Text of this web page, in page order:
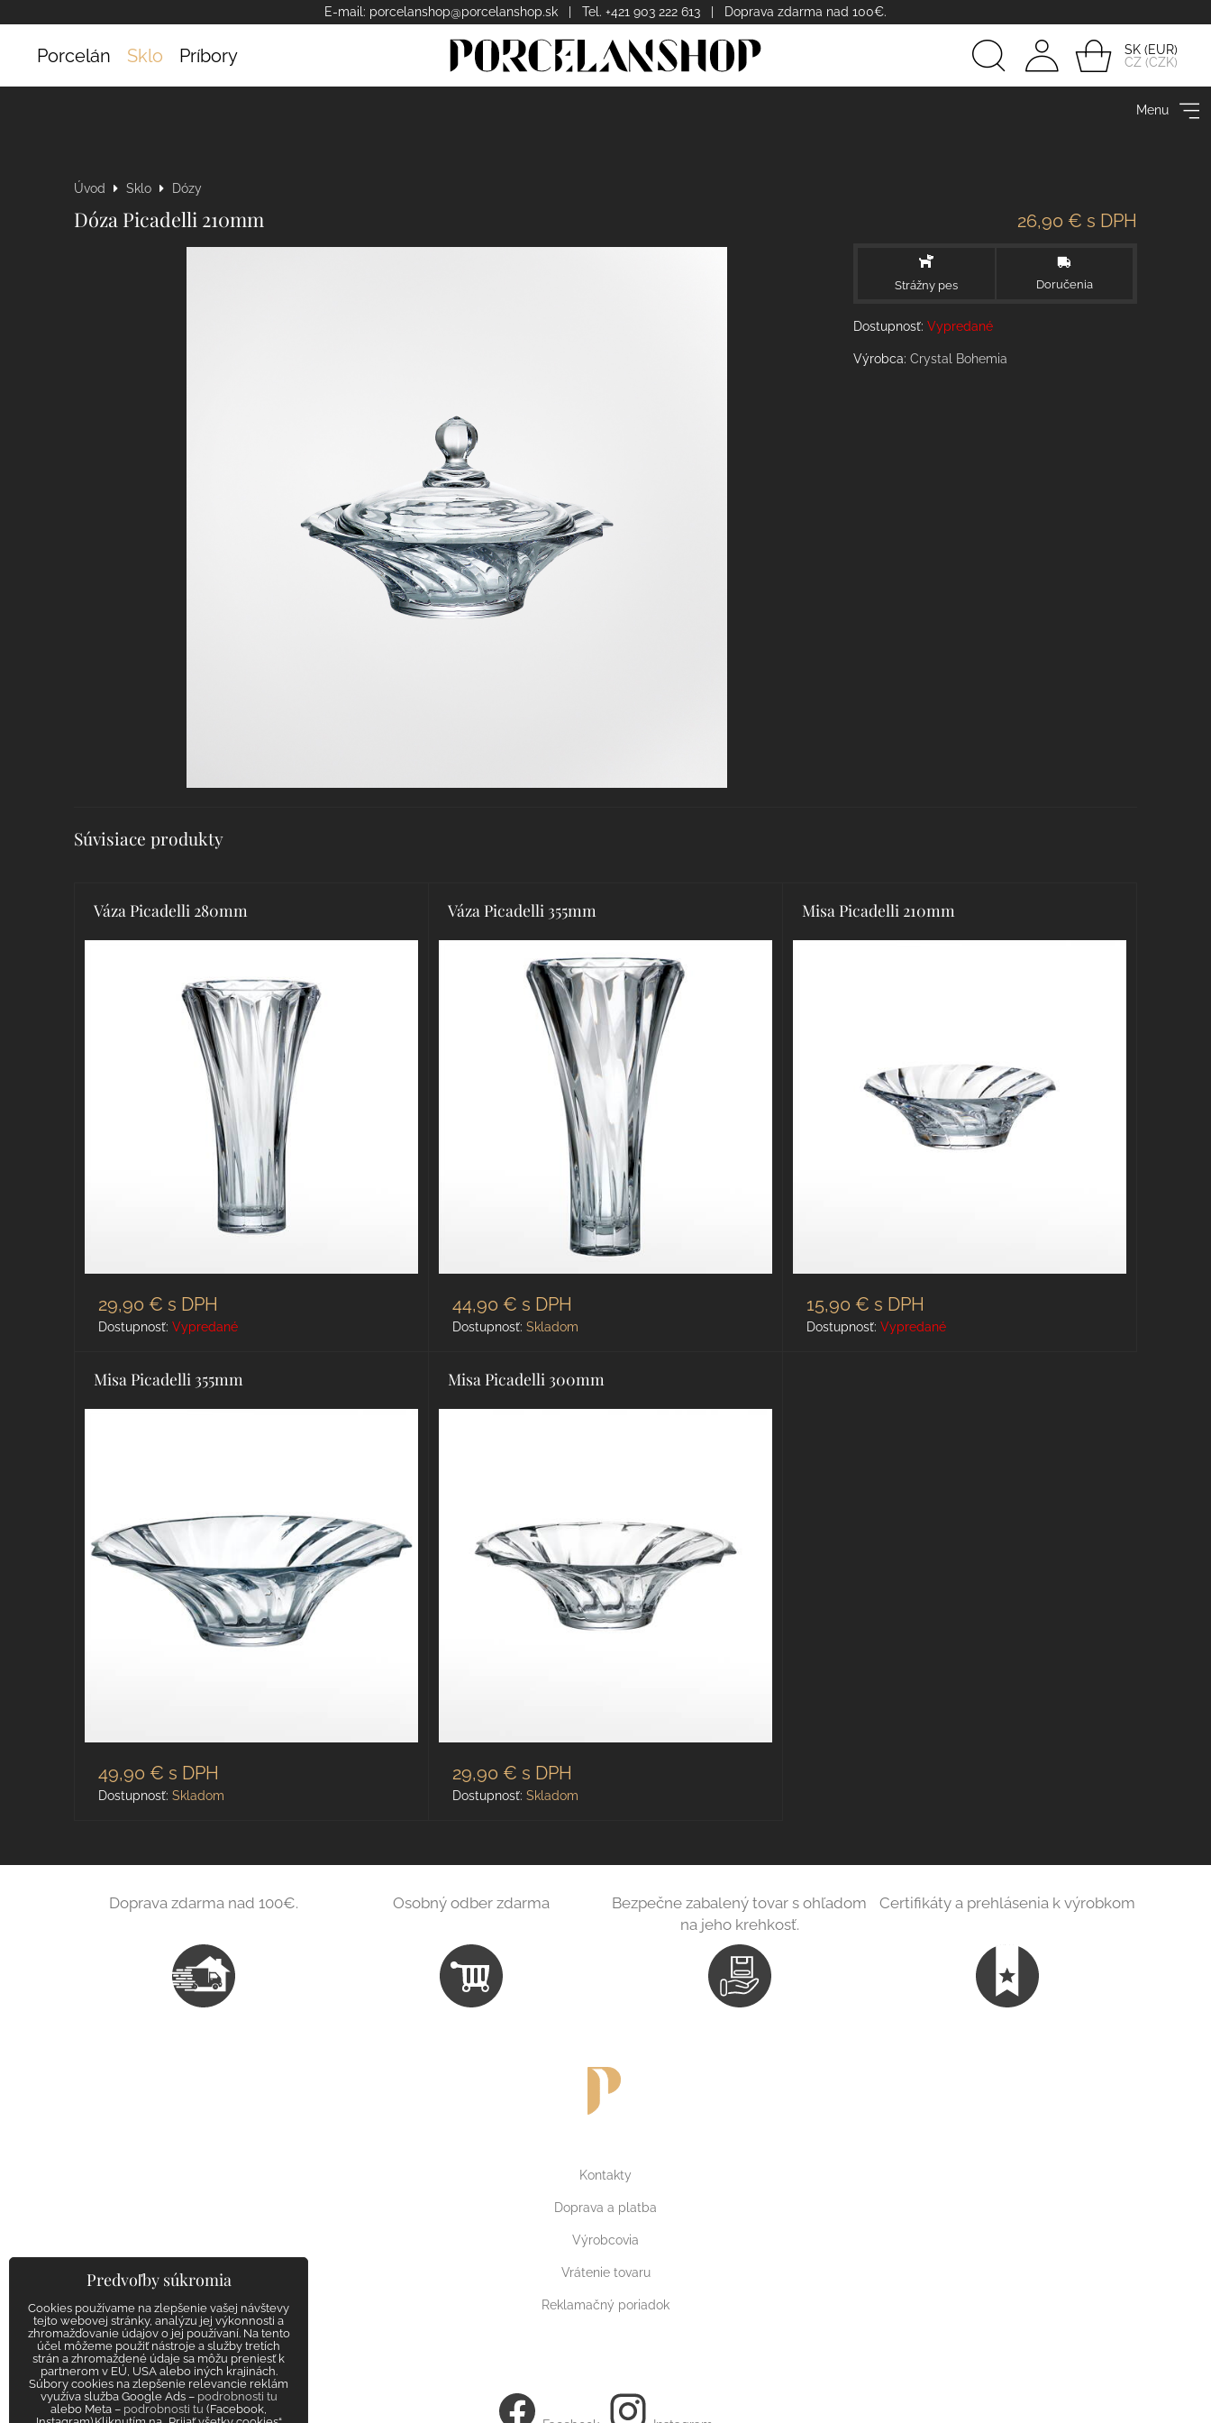
E-mail: porcelanshop@porcelanshop.sk | Tel. +421 903 222 613 | Doprava zdarma nad 100€.
Prihlásiť
SK
CZ
Porcelán Sklo Príbory
Menu
Úvod Sklo Dózy
Dóza Picadelli 210mm 26,90 € s DPH
Strážny pes Doručenia
Dostupnosť: Vypredané
Výrobca: Crystal Bohemia
Súvisiace produkty
Váza Picadelli 280mm
29,90 € s DPH
Dostupnosť: Vypredané
Váza Picadelli 355mm
44,90 € s DPH
Dostupnosť: Skladom
Misa Picadelli 210mm
15,90 € s DPH
Dostupnosť: Vypredané
Misa Picadelli 355mm
49,90 € s DPH
Dostupnosť: Skladom
Misa Picadelli 300mm
29,90 € s DPH
Dostupnosť: Skladom
Doprava zdarma nad 100€. Osobný odber zdarma
Bezpečne zabalený tovar s ohľadom
na jeho krehkosť.
Certifikáty a prehlásenia k výrobkom
Kontakty
Doprava a platba
Výrobcovia
Vrátenie tovaru
Reklamačný poriadok
Predvoľby súkromia
Cookies používame na zlepšenie vašej návštevy
tejto webovej stránky, analýzu jej výkonnosti a
zhromažďovanie údajov o jej používaní. Na tento
účel môžeme použiť nástroje a služby tretích
strán a zhromaždené údaje sa môžu preniesť k
partnerom v EÚ, USA alebo iných krajinách.
Súbory cookies na zlepšenie relevancie reklám
využíva služba Google Ads – podrobnosti tu
alebo Meta – podrobnosti tu (Facebook,